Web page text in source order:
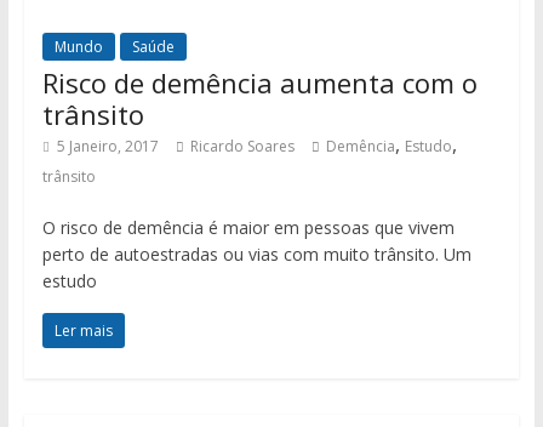
Mundo Saúde
Risco de demência aumenta com o
trânsito
5 Janeiro, 2017 Ricardo Soares Demência, Estudo,
trânsito
O risco de demência é maior em pessoas que vivem
perto de autoestradas ou vias com muito trânsito. Um
estudo
Ler mais